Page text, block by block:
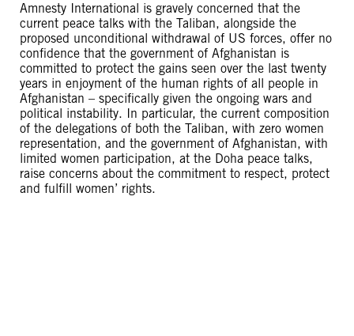
Amnesty International is gravely concerned that the
current peace talks with the Taliban, alongside the
proposed unconditional withdrawal of US forces, offer no
confidence that the government of Afghanistan is
committed to protect the gains seen over the last twenty
years in enjoyment of the human rights of all people in
Afghanistan – specifically given the ongoing wars and
political instability. In particular, the current composition
of the delegations of both the Taliban, with zero women
representation, and the government of Afghanistan, with
limited women participation, at the Doha peace talks,
raise concerns about the commitment to respect, protect
and fulfill women’ rights.